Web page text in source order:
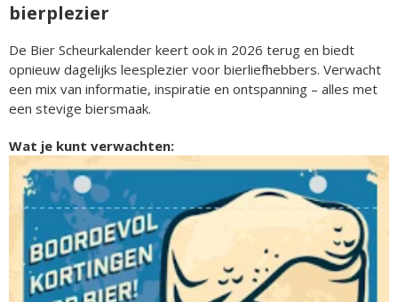
bierplezier
De Bier Scheurkalender keert ook in 2026 terug en biedt
opnieuw dagelijks leesplezier voor bierliefhebbers. Verwacht
een mix van informatie, inspiratie en ontspanning – alles met
een stevige biersmaak.
Wat je kunt verwachten: